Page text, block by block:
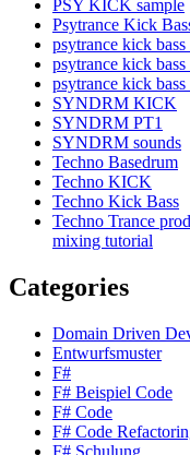
PSY KICK sample
Psytrance Kick
psytrance kick bass
psytrance kick
psytrance kick
SYNDRM KICK
SYNDRM PT1
SYNDRM sounds
Techno Basedrum
Techno KICK
Techno Kick Bass
Techno Trance
mixing tutorial
Categories
Domain Driven
Entwurfsmuster
F#
F# Beispiel Code
F# Code
F# Code
F# Schulung